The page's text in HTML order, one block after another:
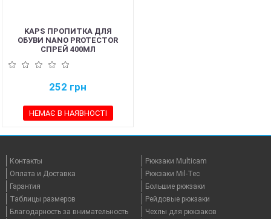
KAPS ПРОПИТКА ДЛЯ
ОБУВИ NANO PROTECTOR
СПРЕЙ 400МЛ
252 грн
НЕМАЄ В НАЯВНОСТІ
Контакты
Оплата и Доставка
Гарантия
Таблицы размеров
Благодарность за внимательность
Рюкзаки Multicam
Рюкзаки Mil-Tec
Большие рюкзаки
Рейдовые рюкзаки
Чехлы для рюкзаков